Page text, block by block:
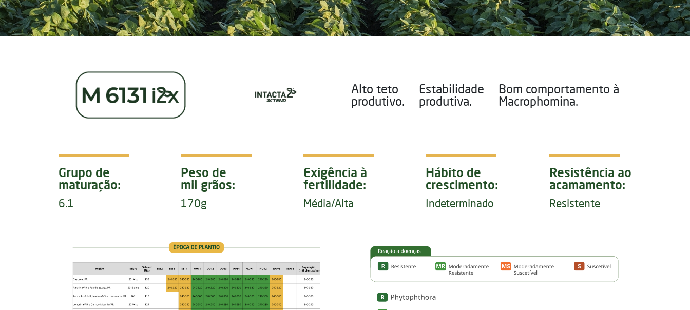
Alto teto
produtivo.
Estabilidade
produtiva.
Bom comportamento à
Macrophomina.
Grupo de
maturação:
6.1
Peso de
mil grãos:
170g
Exigência à
fertilidade:
Média/Alta
Hábito de
crescimento:
Indeterminado
Resistência ao
acamamento:
Resistente